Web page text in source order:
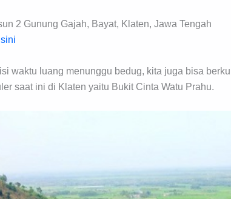
2 Gunung Gajah, Bayat, Klaten, Jawa Tengah
waktu luang menunggu bedug, kita juga bisa
saat ini di Klaten yaitu Bukit Cinta Watu Prahu.